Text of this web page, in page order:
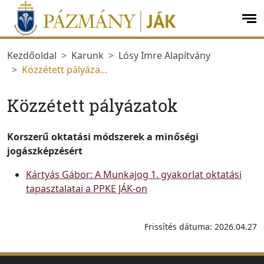
Ugrás a menüre
Ugrás a tartalomra
Kezdőoldal
Karunk
Lósy Imre Alapítvány
Közzétett pályáza...
Közzétett pályázatok
Korszerű oktatási módszerek a minőségi
jogászképzésért
Kártyás Gábor: A Munkajog 1. gyakorlat oktatási
tapasztalatai a PPKE JÁK-on
Frissítés dátuma: 2026.04.27